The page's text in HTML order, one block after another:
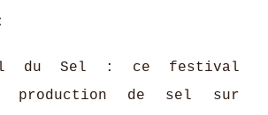
du Sel : ce festival
production de sel sur